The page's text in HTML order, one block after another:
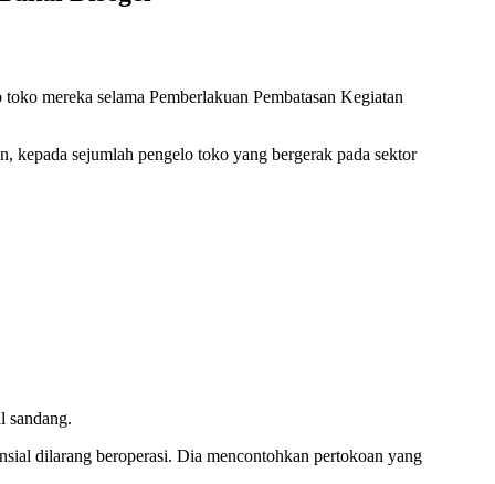
mereka selama Pemberlakuan Pembatasan Kegiatan
sejumlah pengelo toko yang bergerak pada sektor
sandang.
dilarang beroperasi. Dia mencontohkan pertokoan yang